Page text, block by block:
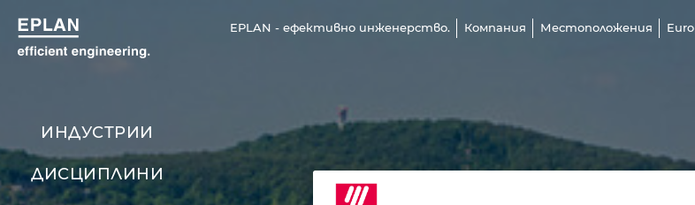
EPLAN - ефективно инженерство. Компания Местоположения
ИНДУСТРИИ
ДИСЦИПЛИНИ